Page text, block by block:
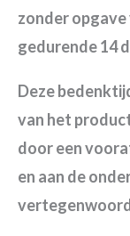
zonder
gedurende 14
Deze
van het
door een
en aan de